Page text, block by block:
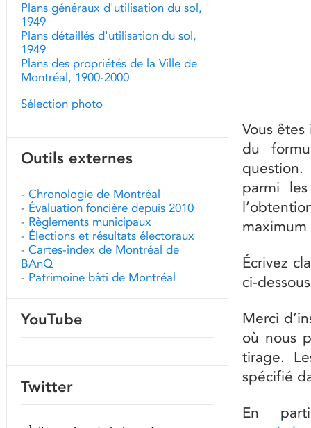
Vous
du
parmi
maximum
Écrivez
ci-
Merci
où nous
tirage.
spécifié
En
Plans généraux d'utilisation du sol,
1949
Plans détaillés d'utilisation du sol,
1949
Plans des propriétés de la Ville de
Montréal, 1900-2000
Sélection photo
Outils externes
- Chronologie de Montréal
- Évaluation foncière depuis 2010
- Règlements municipaux
- Élections et résultats électoraux
- Cartes-index de Montréal de
BAnQ
- Patrimoine bâti de Montréal
YouTube
Twitter